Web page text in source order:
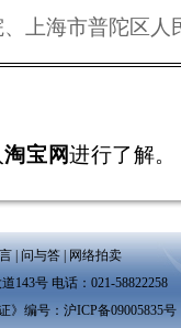
、上海市普陀区人
淘宝网进行了解。
|问与答|网络拍卖
143号 电话：021-58822258
》编号：沪ICP备09005835号